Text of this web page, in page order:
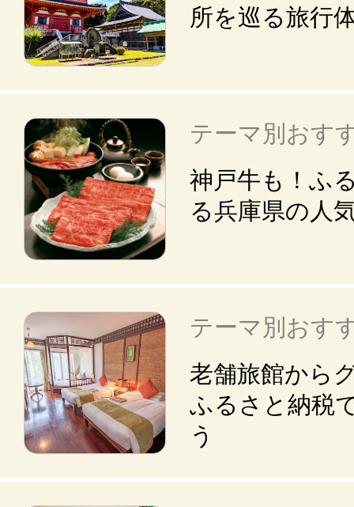
所を巡る旅行
テーマ別おす
神戸牛も！ふ
る兵庫県の人
テーマ別おす
老舗旅館から
ふるさと納税
う